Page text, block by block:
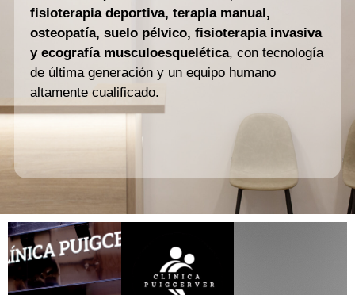
fisioterapia deportiva, terapia manual,
osteopatía, suelo pélvico, fisioterapia invasiva
y ecografía musculoesquelética, con tecnología
de última generación y un equipo humano
altamente cualificado.